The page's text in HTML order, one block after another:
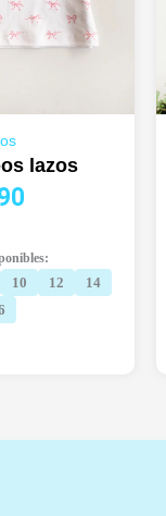
lazos
es:
S/27.90.
10 12
14